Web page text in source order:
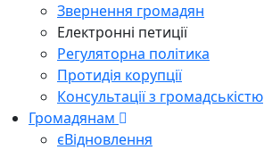
Звернення громадян
Електронні петиції
Регуляторна політика
Протидія корупції
Консультації з громадськістю
Громадянам
єВідновлення